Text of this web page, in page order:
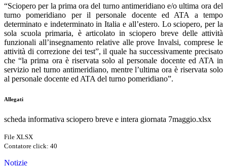
“Sciopero per la prima ora del turno antimeridiano e/o ultima ora del
turno pomeridiano per il personale docente ed ATA a tempo
determinato e indeterminato in Italia e all’estero. Lo sciopero, per la
sola scuola primaria, è articolato in sciopero breve delle attività
funzionali all’insegnamento relative alle prove Invalsi, comprese le
attività di correzione dei test”, il quale ha successivamente precisato
che “la prima ora è riservata solo al personale docente ed ATA in
servizio nel turno antimeridiano, mentre l’ultima ora è riservata solo
al personale docente ed ATA del turno pomeridiano”.
Allegati
scheda informativa sciopero breve e intera giornata 7maggio.xlsx
File XLSX
Contatore click: 40
Notizie